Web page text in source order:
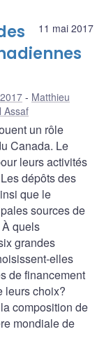
11 mai 2017
Matthieu
Assaf
un rôle
Canada. Le
leurs activités
dépôts des
que le
sources de
quels
grandes
elles
de financement
leurs choix?
composition de
mondiale de